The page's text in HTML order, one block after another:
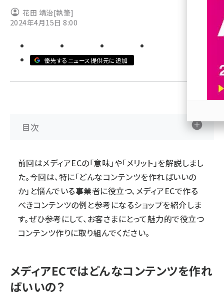
base (1083)
ビィ・フォアード (778)
revico (744)
花田 靖治[執筆]
2024年4月15日 8:00
優先するニュース提供元に追加
目次
前回はメディアECの「意味」や「メリット」を解説しまし
た。今回は、特に「どんなコンテンツを作ればいいの
か」と悩んでいる事業者に役立つ、メディアECで作る
べきコンテンツの例と参考になるショップを紹介しま
す。ぜひ参考にして、お客さまにとって魅力的で役立つ
コンテンツ作りに取り組んでください。
メディアECではどんなコンテンツを作れ
ばいいの？
参